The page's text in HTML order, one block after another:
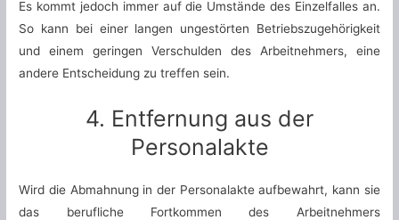
Es kommt jedoch immer auf die Umstände des Einzelfalles an.
So kann bei einer langen ungestörten Betriebszugehörigkeit
und einem geringen Verschulden des Arbeitnehmers, eine
andere Entscheidung zu treffen sein.
4. Entfernung aus der
Personalakte
Wird die Abmahnung in der Personalakte aufbewahrt, kann sie
das berufliche Fortkommen des Arbeitnehmers